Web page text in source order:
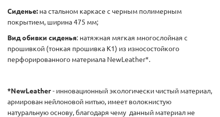
Сиденье: на стальном каркасе с черным полимерным
покрытием, ширина 475 мм;
Вид обивки сиденья: натяжная мягкая многослойная с
прошивкой (тонкая прошивка К1) из износостойкого
перфорированного материала NewLeather*.
*NewLeather- инновационный экологически чистый материал,
армирован нейлоновой нитью, имеет волокнистую
натуральную основу, благодаря чему данный материал не